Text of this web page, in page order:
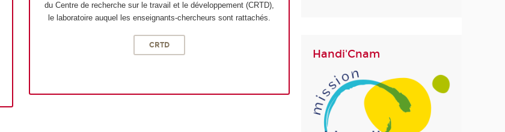
du Centre de recherche sur le travail et le développement (CRTD),
le laboratoire auquel les enseignants-chercheurs sont rattachés.
CRTD
Handi'Cnam